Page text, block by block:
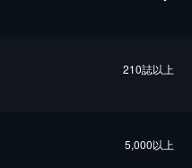
210誌以上
5,000以上